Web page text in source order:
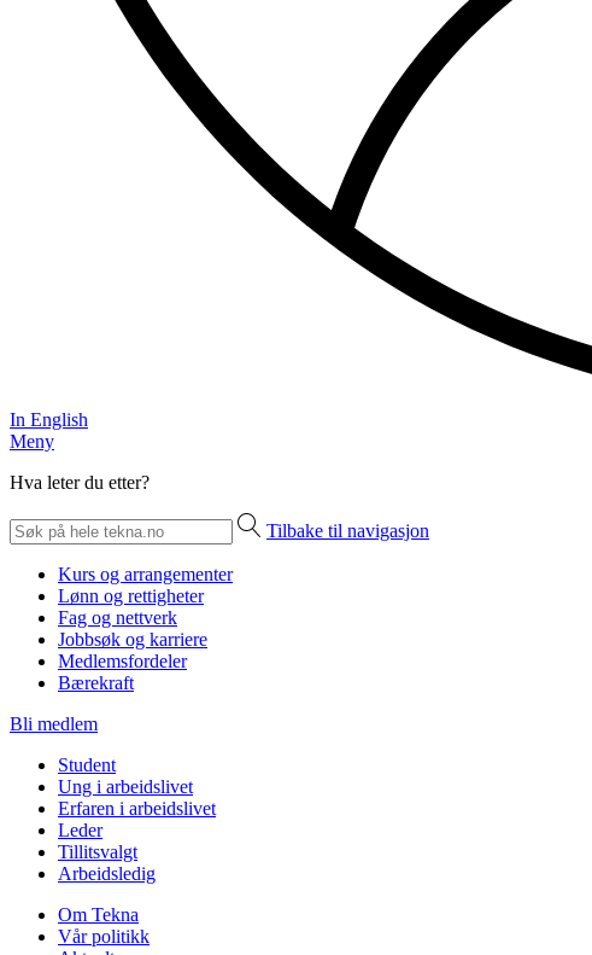
In English
Meny
Hva leter du etter?
Tilbake til navigasjon
Kurs og arrangementer
Lønn og rettigheter
Fag og nettverk
Jobbsøk og karriere
Medlemsfordeler
Bærekraft
Bli medlem
Student
Ung i arbeidslivet
Erfaren i arbeidslivet
Leder
Tillitsvalgt
Arbeidsledig
Om Tekna
Vår politikk